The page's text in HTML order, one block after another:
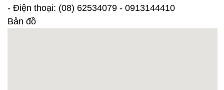
- Điện thoại: (08) 62534079 - 0913144410
Bản đồ